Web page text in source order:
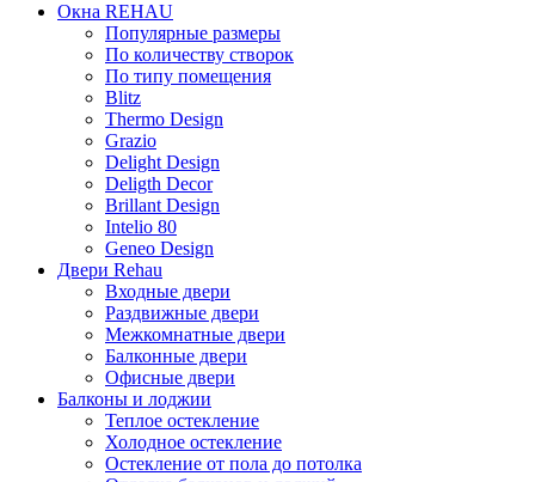
Окна REHAU
Популярные размеры
По количеству створок
По типу помещения
Blitz
Thermo Design
Grazio
Delight Design
Deligth Decor
Brillant Design
Intelio 80
Geneo Design
Двери Rehau
Входные двери
Раздвижные двери
Межкомнатные двери
Балконные двери
Офисные двери
Балконы и лоджии
Теплое остекление
Холодное остекление
Остекление от пола до потолка